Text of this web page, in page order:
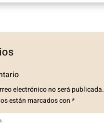
electrónico no será publicada.
están marcados con*